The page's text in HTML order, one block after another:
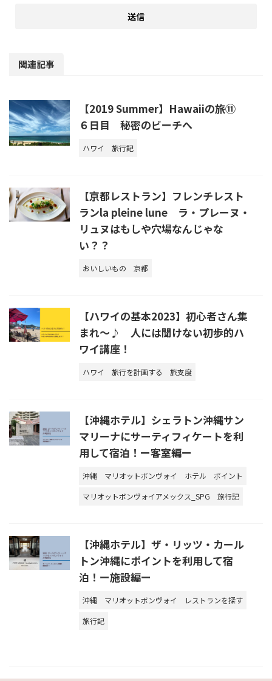
関連記事
【2019 Summer】Hawaiiの旅⑪
６日目 秘密のビーチへ
ハワイ 旅行記
【京都レストラン】フレンチレスト
ランla pleine lune ラ・プレーヌ・
リュヌはもしや穴場なんじゃな
い？？
おいしいもの 京都
【ハワイの基本2023】初心者さん集
まれ～♪ 人には聞けない初歩的ハ
ワイ講座！
ハワイ 旅行を計画する 旅支度
【沖縄ホテル】シェラトン沖縄サン
マリーナにサーティフィケートを利
用して宿泊！ー客室編ー
沖縄 マリオットボンヴォイ ホテル
ポイント
マリオットボンヴォイアメックス_SPG
旅行記
【沖縄ホテル】ザ・リッツ・カール
トン沖縄にポイントを利用して宿
泊！ー施設編ー
沖縄 マリオットボンヴォイ
レストランを探す
旅行記